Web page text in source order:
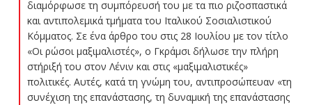
διαμόρφωσε τη συμπόρευσή του με τα πιο ριζοσπαστικά
και αντιπολεμικά τμήματα του Ιταλικού Σοσιαλιστικού
Κόμματος. Σε ένα άρθρο του στις 28 Ιουλίου με τον τίτλο
«Οι ρώσοι μαξιμαλιστές», ο Γκράμσι δήλωσε την πλήρη
στήριξή του στον Λένιν και στις «μαξιμαλιστικές»
πολιτικές. Αυτές, κατά τη γνώμη του, αντιπροσώπευαν «τη
συνέχιση της επανάστασης, τη δυναμική της επανάστασης